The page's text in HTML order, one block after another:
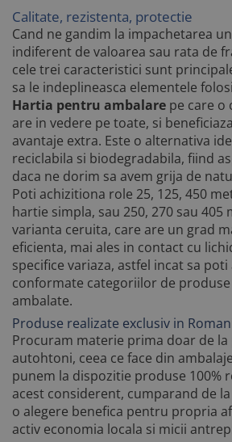
Calitate, rezistenta, protectie
Cand ne gandim la impachetarea
indiferent de valoarea sau rata de
cele trei caracteristici sunt
sa le indeplineasca elementele
Hartia pentru ambalare pe care o
are in vedere pe toate, si
avantaje extra. Este o alternativa
reciclabila si biodegradabila, fiind
daca ne dorim sa avem grija de
Poti achizitiona role 25, 125, 450
hartie simpla, sau 250, 270 sau
varianta ceruita, care are un grad
eficienta, mai ales in contact cu
specifice variaza, astfel incat sa
conformate categoriilor de produse
ambalate.
Produse realizate exclusiv in
Procuram materie prima doar de
autohtoni, ceea ce face din
punem la dispozitie produse 100%
acest considerent, cumparand de
o alegere benefica pentru propria
activ economia locala si micii